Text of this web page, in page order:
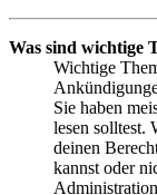
Was sind wichtige
Wichtige
Sie haben
lesen solltest.
deinen
kannst oder